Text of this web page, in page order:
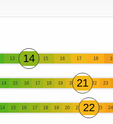
13 14 15 16 17 18
14 15 16 17 18 19 20 21 22 23
14 15 16 17 18 19 20 21 22 23 24